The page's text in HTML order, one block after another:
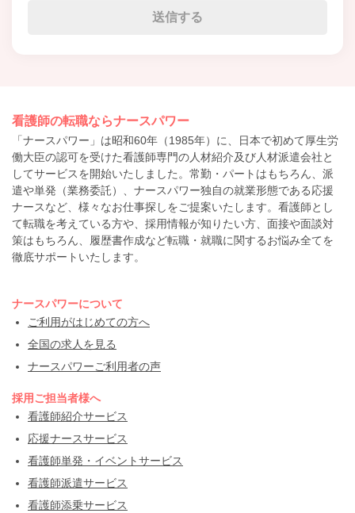
看護師の転職ならナースパワー
「ナースパワー」は昭和60年（1985年）に、日本で初めて厚生労
働大臣の認可を受けた看護師専門の人材紹介及び人材派遣会社と
してサービスを開始いたしました。常勤・パートはもちろん、派
遣や単発（業務委託）、ナースパワー独自の就業形態である応援
ナースなど、様々なお仕事探しをご提案いたします。看護師とし
て転職を考えている方や、採用情報が知りたい方、面接や面談対
策はもちろん、履歴書作成など転職・就職に関するお悩み全てを
徹底サポートいたします。
ナースパワーについて
ご利用がはじめての方へ
全国の求人を見る
ナースパワーご利用者の声
採用ご担当者様へ
看護師紹介サービス
応援ナースサービス
看護師単発・イベントサービス
看護師派遣サービス
看護師添乗サービス